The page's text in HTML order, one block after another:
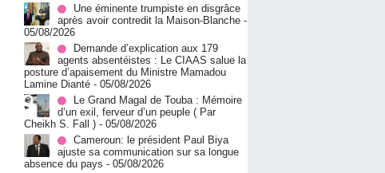
Une éminente trumpiste en disgrâce
après avoir contredit la Maison-Blanche -
05/08/2026
Demande d’explication aux 179
agents absentéistes : Le CIAAS salue la
posture d’apaisement du Ministre Mamadou
Lamine Dianté - 05/08/2026
Le Grand Magal de Touba : Mémoire
d’un exil, ferveur d’un peuple ( Par
Cheikh S. Fall ) - 05/08/2026
Cameroun: le président Paul Biya
ajuste sa communication sur sa longue
absence du pays - 05/08/2026